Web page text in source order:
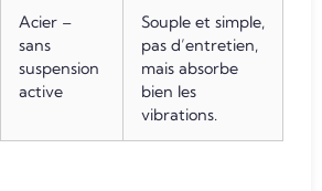
Acier –
sans
suspension
active
Souple et simple,
pas d’entretien,
mais absorbe
bien les
vibrations.